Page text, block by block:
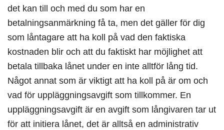
det kan till och med du som har en
betalningsanmärkning få ta, men det gäller för dig
som låntagare att ha koll på vad den faktiska
kostnaden blir och att du faktiskt har möjlighet att
betala tillbaka lånet under en inte alltför lång tid.
Något annat som är viktigt att ha koll på är om och
vad för uppläggningsavgift som tillkommer. En
uppläggningsavgift är en avgift som långivaren tar ut
för att initiera lånet, det är alltså en administrativ